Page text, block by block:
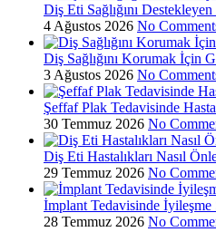
Diş Eti Sağlığını
4 Ağustos 2026 No
Diş Sağlığını Korumak İçin
3 Ağustos 2026 No
Şeffaf Plak Tedavisinde
30 Temmuz 2026 No
Diş Eti Hastalıkları Nasıl
29 Temmuz 2026 No
İmplant Tedavisinde
28 Temmuz 2026 No